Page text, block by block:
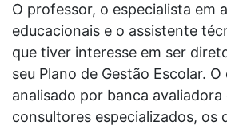
O professor, o especialista em
educacionais e o assistente
que tiver interesse em ser
seu Plano de Gestão Escolar.
analisado por banca
consultores especializados, os